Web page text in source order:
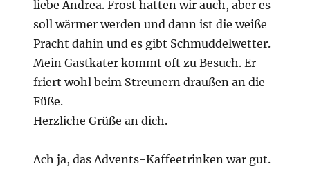
liebe Andrea. Frost hatten wir auch, aber es
soll wärmer werden und dann ist die weiße
Pracht dahin und es gibt Schmuddelwetter.
Mein Gastkater kommt oft zu Besuch. Er
friert wohl beim Streunern draußen an die
Füße.
Herzliche Grüße an dich.
Ach ja, das Advents-Kaffeetrinken war gut.